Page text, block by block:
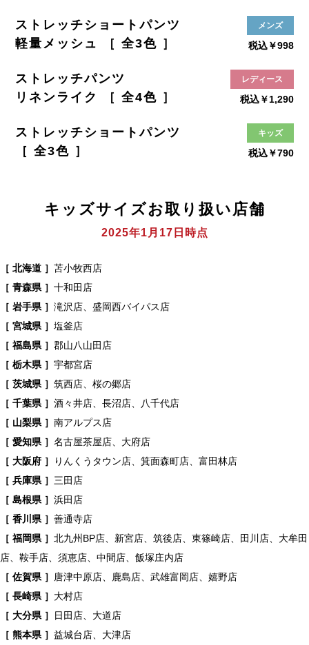
ストレッチショートパンツ
軽量メッシュ ［ 全3色 ］
メンズ
税込￥998
ストレッチパンツ
リネンライク ［ 全4色 ］
レディース
税込￥1,290
ストレッチショートパンツ
［ 全3色 ］
キッズ
税込￥790
キッズサイズお取り扱い店舗
2025年1月17日時点
［ 北海道 ］ 苫小牧西店
［ 青森県 ］ 十和田店
［ 岩手県 ］ 滝沢店、盛岡西バイパス店
［ 宮城県 ］ 塩釜店
［ 福島県 ］ 郡山八山田店
［ 栃木県 ］ 宇都宮店
［ 茨城県 ］ 筑西店、桜の郷店
［ 千葉県 ］ 酒々井店、長沼店、八千代店
［ 山梨県 ］ 南アルプス店
［ 愛知県 ］ 名古屋茶屋店、大府店
［ 大阪府 ］
りんくうタウン店、箕面森町店、富田林店
［ 兵庫県 ］ 三田店
［ 島根県 ］ 浜田店
［ 香川県 ］ 善通寺店
［ 福岡県 ］ 北九州BP店、新宮店、筑後店、東篠崎店、田川店、大牟田
店、鞍手店、須恵店、中間店、飯塚庄内店
［ 佐賀県 ］ 唐津中原店、鹿島店、武雄富岡店、嬉野店
［ 長崎県 ］ 大村店
［ 大分県 ］
日田店、大道店
［ 熊本県 ］ 益城台店、大津店